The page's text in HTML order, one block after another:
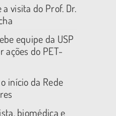
a visita do Prof. Dr.
equipe da USP
ações do PET-
início da Rede
biomédica e